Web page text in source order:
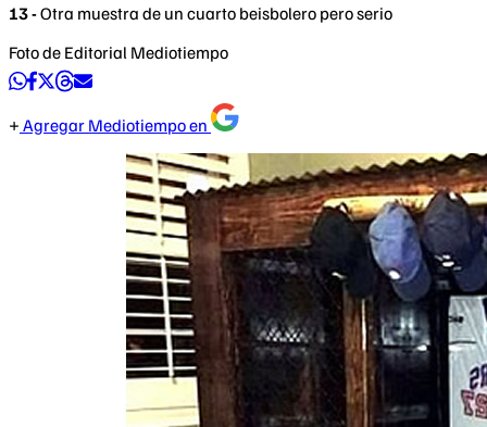
13 -Otra muestra de un cuarto beisbolero pero serio
Foto de Editorial Mediotiempo
Agregar Mediotiempo en